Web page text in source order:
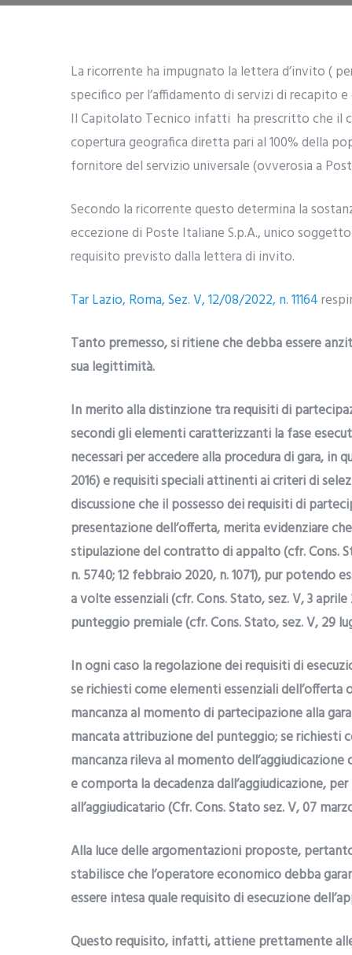
La ricorrente ha impugnato la lettera d’invito (
specifico per l’affidamento di servizi di recapito
Il Capitolato Tecnico infatti ha prescritto che il
copertura geografica diretta pari al 100% della
fornitore del servizio universale (ovverosia a
Secondo la ricorrente questo determina la
eccezione di Poste Italiane S.p.A., unico
requisito previsto dalla lettera di invito.
Tar Lazio, Roma, Sez. V, 12/08/2022, n. 11164
Tanto premesso, si ritiene che debba essere
sua legittimità.
In merito alla distinzione tra requisiti di
secondi gli elementi caratterizzanti la fase
necessari per accedere alla procedura di gara, in
2016) e requisiti speciali attinenti ai criteri di
discussione che il possesso dei requisiti di
presentazione dell’offerta, merita evidenziare
stipulazione del contratto di appalto (cfr. Cons.
n. 5740; 12 febbraio 2020, n. 1071), pur potendo
a volte essenziali (cfr. Cons. Stato, sez. V, 3
punteggio premiale (cfr. Cons. Stato, sez. V, 29
In ogni caso la regolazione dei requisiti di
se richiesti come elementi essenziali
mancanza al momento di partecipazione alla
mancata attribuzione del punteggio; se
mancanza rileva al momento
e comporta la decadenza dall’aggiudicazione,
all’aggiudicatario (Cfr. Cons. Stato sez. V, 07
Alla luce delle argomentazioni proposte,
stabilisce che l’operatore economico debba
essere intesa quale requisito di esecuzione
Questo requisito, infatti, attiene prettamente